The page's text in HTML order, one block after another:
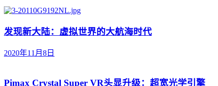
发现新大陆：虚拟世界的大航海时代
2020年11月8日
Pimax Crystal Super VR头显升级：超宽光学引擎